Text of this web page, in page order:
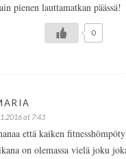
pienen lauttamatkan päässä!
0
at 7:43
että kaiken
on olemassa vielä joku